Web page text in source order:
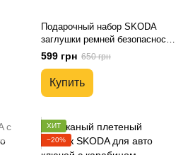
Подарочный набор SKODA
заглушки ремней безопасности
+ кожаный брелок для ключей
599 грн 650 грн
Купить
ХИТ
−20%